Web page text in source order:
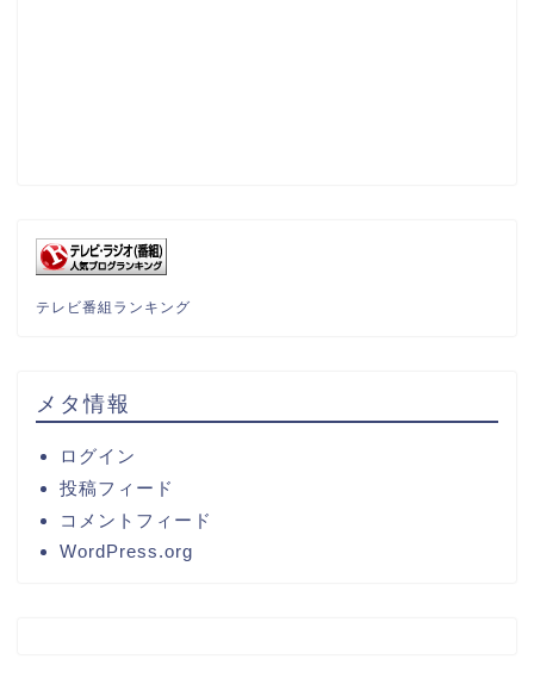
テレビ番組ランキング
メタ情報
ログイン
投稿フィード
コメントフィード
WordPress.org